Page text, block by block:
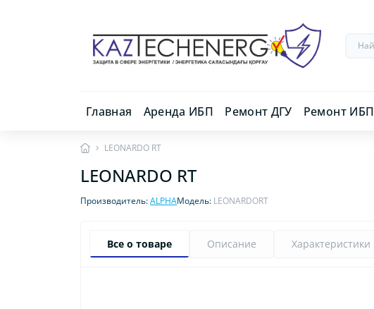
Главная Аренда ИБП Ремонт ДГУ Ремонт ИБП
LEONARDO RT
LEONARDO RT
Производитель:ALPHAМодель: LEONARDORT
Все о товаре Описание Характеристики